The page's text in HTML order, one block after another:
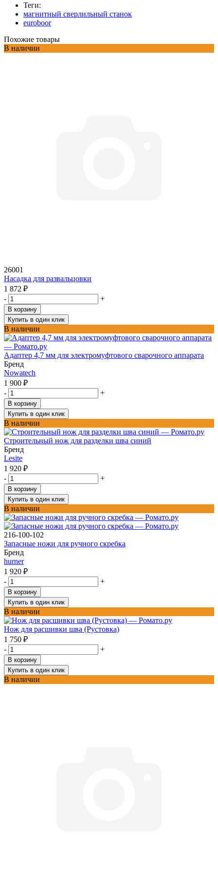
Теги:
магнитный сверлильный станок
euroboor
Похожие товары
В наличии
26001
Насадка для развальцовки
1 872 ₽
-
+
В корзину
Купить в один клик
В наличии
Адаптер 4,7 мм для электромуфтового сварочного аппарата
Бренд
Nowatech
1 900 ₽
-
+
В корзину
Купить в один клик
В наличии
Строительный нож для разделки шва синий
Бренд
Lesite
1 920 ₽
-
+
В корзину
Купить в один клик
В наличии
216-100-102
Запасные ножи для ручного скребка
Бренд
hurner
1 920 ₽
-
+
В корзину
Купить в один клик
В наличии
Нож для расшивки шва (Рустовка)
1 750 ₽
-
+
В корзину
Купить в один клик
В наличии